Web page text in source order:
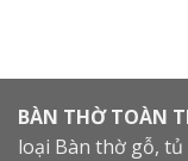
BÀN THỜ TOÀN
loại Bàn thờ gỗ,